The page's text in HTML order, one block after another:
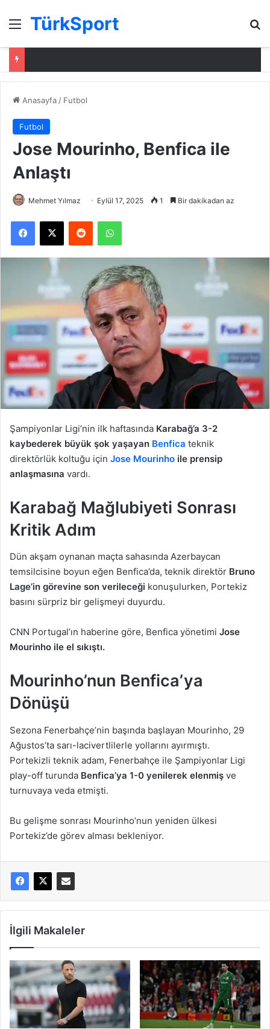
Menü
TürkSport
Anasayfa / Futbol
Futbol
Jose Mourinho, Benfica ile
Anlaştı
Mehmet Yılmaz Eylül 17, 2025 1 Bir dakikadan az
Facebook
X Reddit WhatsApp
Şampiyonlar Ligi’nin ilk haftasında Karabağ’a 3-2
kaybederek büyük şok yaşayan Benfica teknik
direktörlük koltuğu için Jose Mourinho ile prensip
anlaşmasına vardı.
Karabağ Mağlubiyeti Sonrası
Kritik Adım
Dün akşam oynanan maçta sahasında Azerbaycan
temsilcisine boyun eğen Benfica’da, teknik direktör Bruno
Lage’in görevine son verileceği konuşulurken, Portekiz
basını sürpriz bir gelişmeyi duyurdu.
CNN Portugal’ın haberine göre, Benfica yönetimi Jose
Mourinho ile el sıkıştı.
Mourinho’nun Benfica’ya
Dönüşü
Sezona Fenerbahçe’nin başında başlayan Mourinho, 29
Ağustos’ta sarı-lacivertlilerle yollarını ayırmıştı.
Portekizli teknik adam, Fenerbahçe ile Şampiyonlar Ligi
play-off turunda Benfica’ya 1-0 yenilerek elenmiş ve
turnuvaya veda etmişti.
Bu gelişme sonrası Mourinho’nun yeniden ülkesi
Portekiz’de görev alması bekleniyor.
İlgili Makaleler